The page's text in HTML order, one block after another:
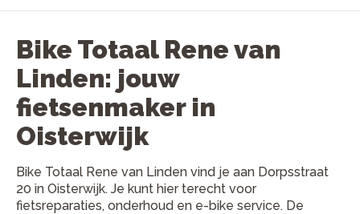
Bike Totaal Rene van
Linden: jouw
fietsenmaker in
Oisterwijk
Bike Totaal Rene van Linden vind je aan Dorpsstraat
20 in Oisterwijk. Je kunt hier terecht voor
fietsreparaties, onderhoud en e-bike service. De